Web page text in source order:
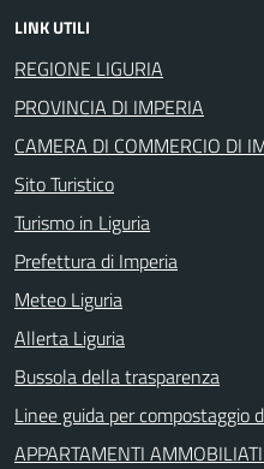
LINK UTILI
REGIONE LIGURIA
PROVINCIA DI IMPERIA
CAMERA DI COMMERCIO DI
Sito Turistico
Turismo in Liguria
Prefettura di Imperia
Meteo Liguria
Allerta Liguria
Bussola della trasparenza
Linee guida per compostaggio
APPARTAMENTI